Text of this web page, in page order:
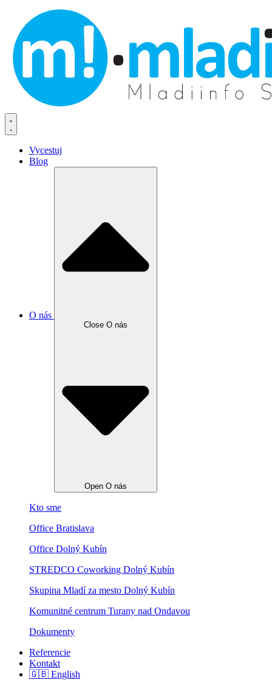
Vycestuj
Blog
O nás
Close O nás
Open O nás
Kto sme
Office Bratislava
Office Dolný Kubín
STREDCO Coworking Dolný Kubín
Skupina Mladí za mesto Dolný Kubín
Komunitné centrum Turany nad Ondavou
Dokumenty
Referencie
Kontakt
🇬🇧 English